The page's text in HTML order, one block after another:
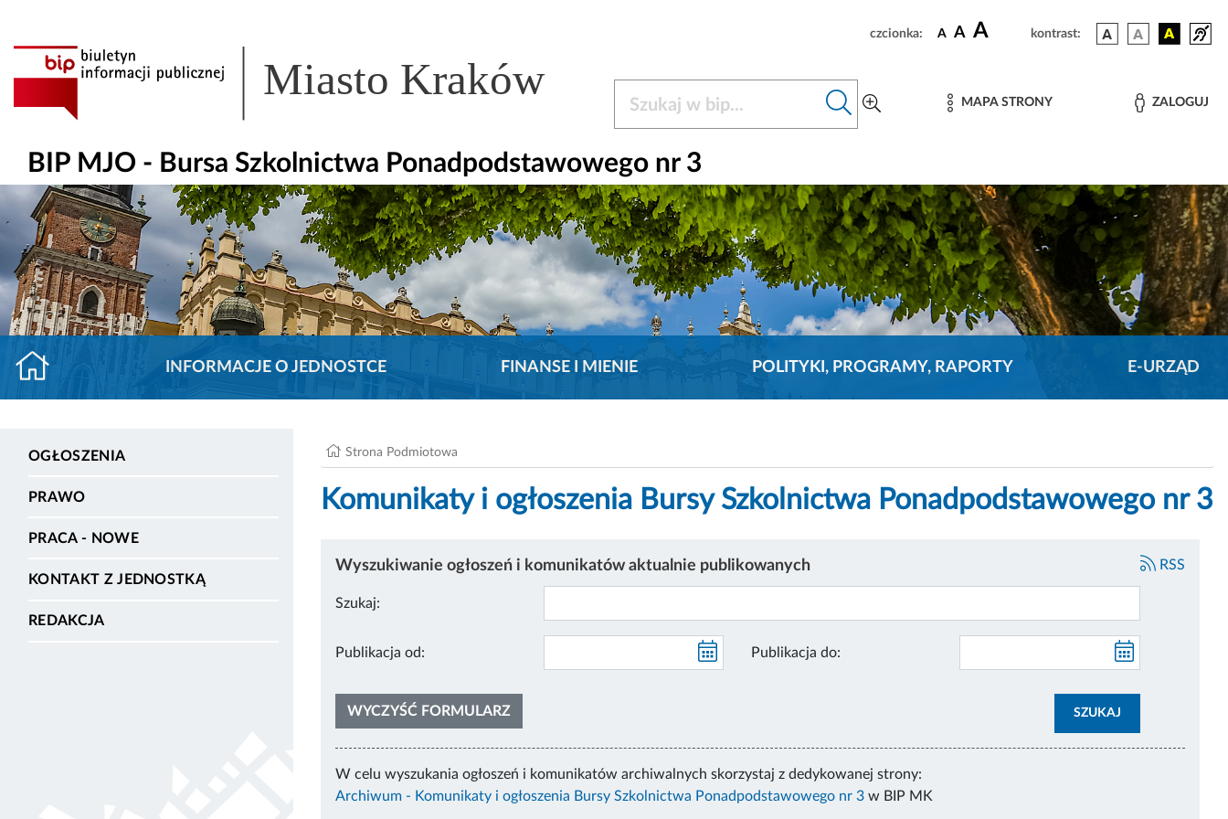
czcionka: A A A kontrast:
Miasto Kraków MAPA STRONY ZALOGUJ
BIP MJO - Bursa Szkolnictwa Ponadpodstawowego nr 3
INFORMACJE O JEDNOSTCE FINANSE I MIENIE POLITYKI, PROGRAMY, RAPORTY E-URZĄD
OGŁOSZENIA
PRAWO
PRACA - NOWE
KONTAKT Z JEDNOSTKĄ
REDAKCJA
Strona Podmiotowa
Komunikaty i ogłoszenia Bursy Szkolnictwa Ponadpodstawowego nr 3
RSS
Wyszukiwanie ogłoszeń i komunikatów aktualnie publikowanych
Szukaj:
Publikacja od: Publikacja do:
WYCZYŚĆ FORMULARZ SZUKAJ
W celu wyszukania ogłoszeń i komunikatów archiwalnych skorzystaj z dedykowanej strony:
Archiwum - Komunikaty i ogłoszenia Bursy Szkolnictwa Ponadpodstawowego nr 3 w BIP MK